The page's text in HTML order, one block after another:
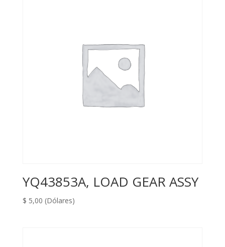
YQ43853A, LOAD GEAR ASSY
$ 5,00 (Dólares)